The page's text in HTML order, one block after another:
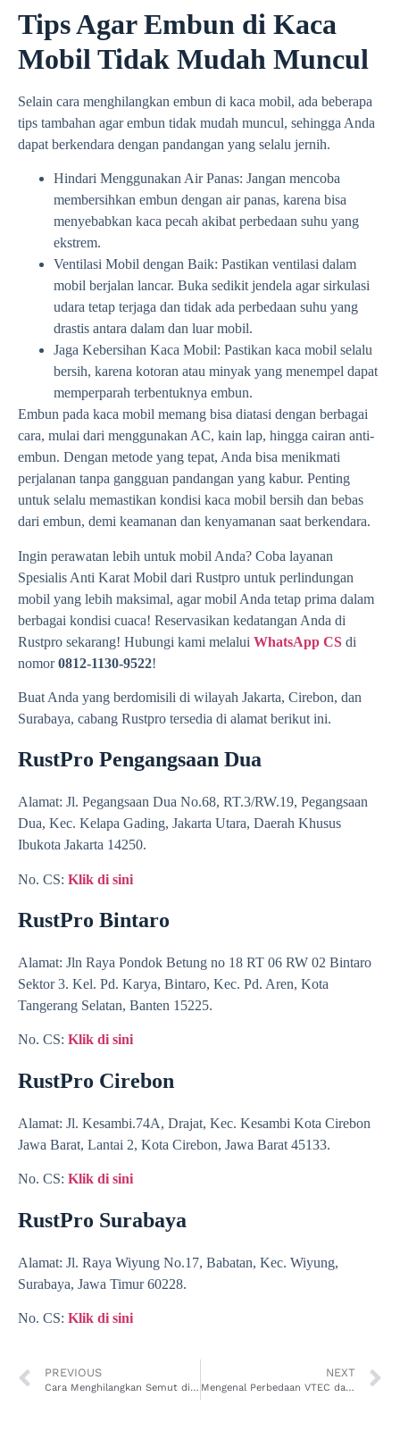
Tips Agar Embun di Kaca
Mobil Tidak Mudah Muncul
Selain cara menghilangkan embun di kaca mobil, ada beberapa
tips tambahan agar embun tidak mudah muncul, sehingga Anda
dapat berkendara dengan pandangan yang selalu jernih.
Hindari Menggunakan Air Panas: Jangan mencoba
membersihkan embun dengan air panas, karena bisa
menyebabkan kaca pecah akibat perbedaan suhu yang
ekstrem.
Ventilasi Mobil dengan Baik: Pastikan ventilasi dalam
mobil berjalan lancar. Buka sedikit jendela agar sirkulasi
udara tetap terjaga dan tidak ada perbedaan suhu yang
drastis antara dalam dan luar mobil.
Jaga Kebersihan Kaca Mobil: Pastikan kaca mobil selalu
bersih, karena kotoran atau minyak yang menempel dapat
memperparah terbentuknya embun.
Embun pada kaca mobil memang bisa diatasi dengan berbagai
cara, mulai dari menggunakan AC, kain lap, hingga cairan anti-
embun. Dengan metode yang tepat, Anda bisa menikmati
perjalanan tanpa gangguan pandangan yang kabur. Penting
untuk selalu memastikan kondisi kaca mobil bersih dan bebas
dari embun, demi keamanan dan kenyamanan saat berkendara.
Ingin perawatan lebih untuk mobil Anda? Coba layanan
Spesialis Anti Karat Mobil dari Rustpro untuk perlindungan
mobil yang lebih maksimal, agar mobil Anda tetap prima dalam
berbagai kondisi cuaca! Reservasikan kedatangan Anda di
Rustpro sekarang! Hubungi kami melalui WhatsApp CS di
nomor0812-1130-9522!
Buat Anda yang berdomisili di wilayah Jakarta, Cirebon, dan
Surabaya, cabang Rustpro tersedia di alamat berikut ini.
RustPro Pengangsaan Dua
Alamat: Jl. Pegangsaan Dua No.68, RT.3/RW.19, Pegangsaan
Dua, Kec. Kelapa Gading, Jakarta Utara, Daerah Khusus
Ibukota Jakarta 14250.
No. CS: Klik di sini
RustPro Bintaro
Alamat: Jln Raya Pondok Betung no 18 RT 06 RW 02 Bintaro
Sektor 3. Kel. Pd. Karya, Bintaro, Kec. Pd. Aren, Kota
Tangerang Selatan, Banten 15225.
No. CS: Klik di sini
RustPro Cirebon
Alamat: Jl. Kesambi.74A, Drajat, Kec. Kesambi Kota Cirebon
Jawa Barat, Lantai 2, Kota Cirebon, Jawa Barat 45133.
No. CS: Klik di sini
RustPro Surabaya
Alamat: Jl. Raya Wiyung No.17, Babatan, Kec. Wiyung,
Surabaya, Jawa Timur 60228.
No. CS: Klik di sini
PREVIOUS
Cara Menghilangkan Semut di Mobil, Ikuti Langkah-Langkahnya
NEXT
Mengenal Perbedaan VTEC dan i-VTEC pada Mesin Mobil Honda